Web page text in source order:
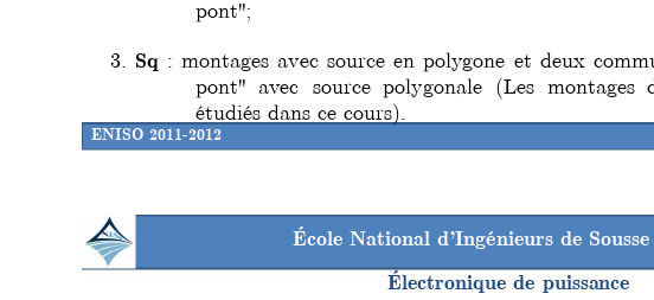
pont";
3. Sq : montages avec source en polygone et deux
pont" avec source polygonale (Les montages
étudiés dans ce cours).
ENISO 2011-2012
École National d’Ingénieurs de
Électronique de puissance